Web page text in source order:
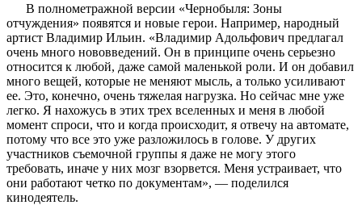
В полнометражной версии «Чернобыля: Зоны
отчуждения» появятся и новые герои. Например, народный
артист Владимир Ильин. «Владимир Адольфович предлагал
очень много нововведений. Он в принципе очень серьезно
относится к любой, даже самой маленькой роли. И он добавил
много вещей, которые не меняют мысль, а только усиливают
ее. Это, конечно, очень тяжелая нагрузка. Но сейчас мне уже
легко. Я нахожусь в этих трех вселенных и меня в любой
момент спроси, что и когда происходит, я отвечу на автомате,
потому что все это уже разложилось в голове. У других
участников съемочной группы я даже не могу этого
требовать, иначе у них мозг взорвется. Меня устраивает, что
они работают четко по документам», — поделился
кинодеятель.